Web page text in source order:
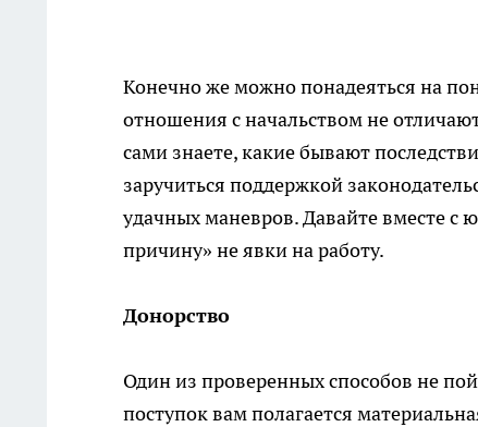
Конечно же можно понадеяться на
отношения с начальством не
сами знаете, какие бывают
заручиться поддержкой
удачных маневров. Давайте вместе
причину» не явки на работу.
Донорство
Один из проверенных способов не
поступок вам полагается